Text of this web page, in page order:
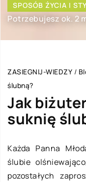
SPOSÓB ŻYCIA I
Potrzebujesz ok. 2
ZASIEGNIJ-WIEDZY /
ślubną?
Jak
suknię
Każda Panna
ślubie
pozostałych